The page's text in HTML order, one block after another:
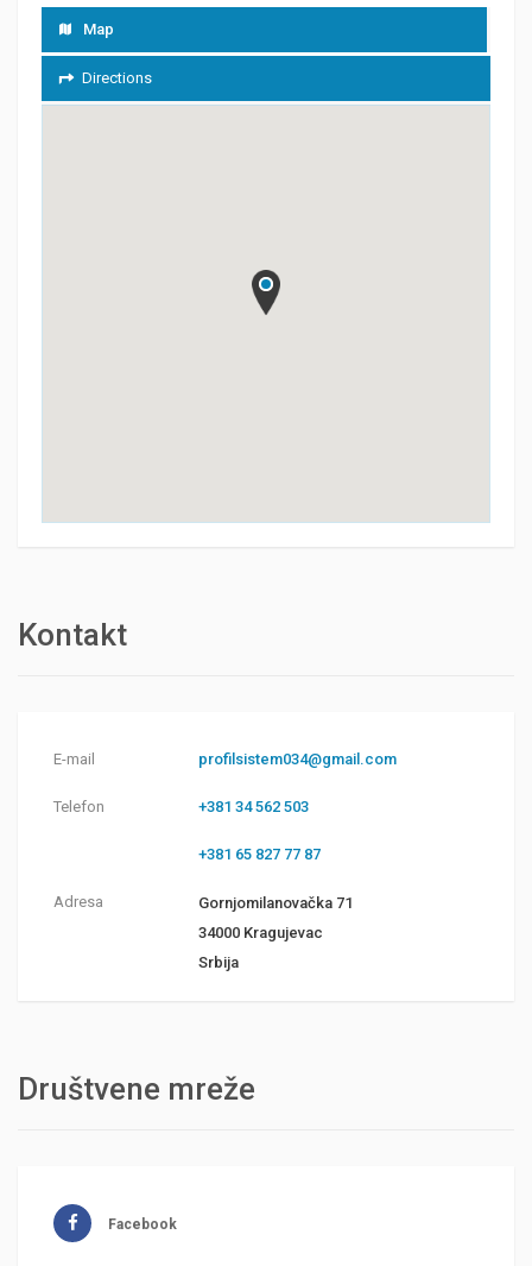
Map
Directions
Kontakt
E-mail profilsistem034@gmail.com
Telefon +381 34 562 503
+381 65 827 77 87
Adresa
Gornjomilanovačka 71
34000 Kragujevac
Srbija
Društvene mreže
Facebook